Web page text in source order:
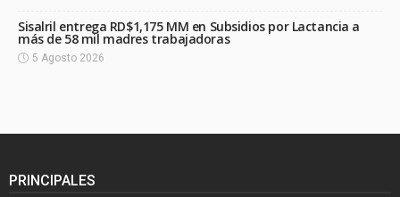
Sisalril entrega RD$1,175 MM en Subsidios por Lactancia a
más de 58 mil madres trabajadoras
5 Agosto 2026
PRINCIPALES